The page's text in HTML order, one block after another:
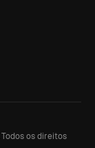
Todos os direitos